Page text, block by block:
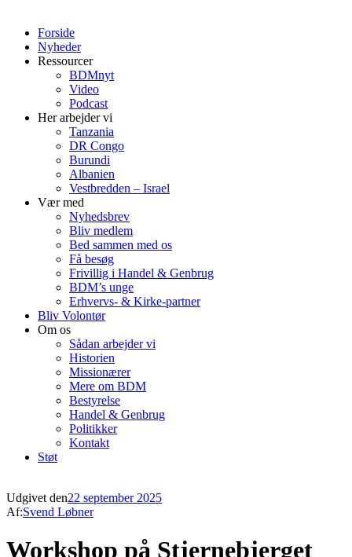
Forside
Nyheder
Ressourcer
BDMnyt
Video
Podcast
Her arbejder vi
Tanzania
DR Congo
Burundi
Albanien
Vestbredden – Israel
Vær med
Nyhedsbrev
Bliv medlem
Bed sammen med os
Få besøg
Frivillig i Handel & Genbrug
BDM’s unge
Erhvervs- & Kirke-partner
Bliv Volontør
Om os
Sådan arbejder vi
Historien
Missionærer
Mere om BDM
Bestyrelse
Handel & Genbrug
Politikker
Kontakt
Støt
Udgivet den22 september 2025
Af:Svend Løbner
Workshop på Stjernebjerget